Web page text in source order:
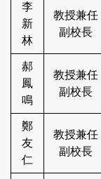
李
新
林
教授兼任
副校長
郝
鳳
鳴
教授兼任
副校長
鄭
友
仁
教授兼任
副校長